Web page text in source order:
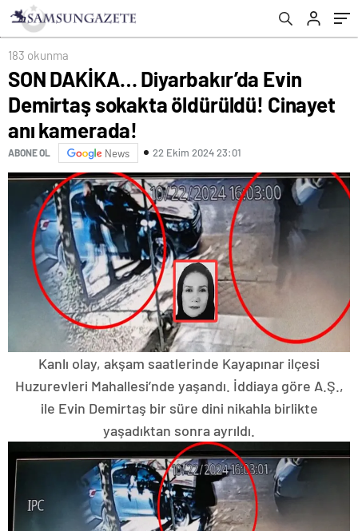
183 okunma
SON DAKİKA… Diyarbakır’da Evin
Demirtaş sokakta öldürüldü! Cinayet
anı kamerada!
ABONE OL News 22 Ekim 2024 23:01
Kanlı olay, akşam saatlerinde Kayapınar ilçesi
Huzurevleri Mahallesi’nde yaşandı. İddiaya göre A.Ş.,
ile Evin Demirtaş bir süre dini nikahla birlikte
yaşadıktan sonra ayrıldı.